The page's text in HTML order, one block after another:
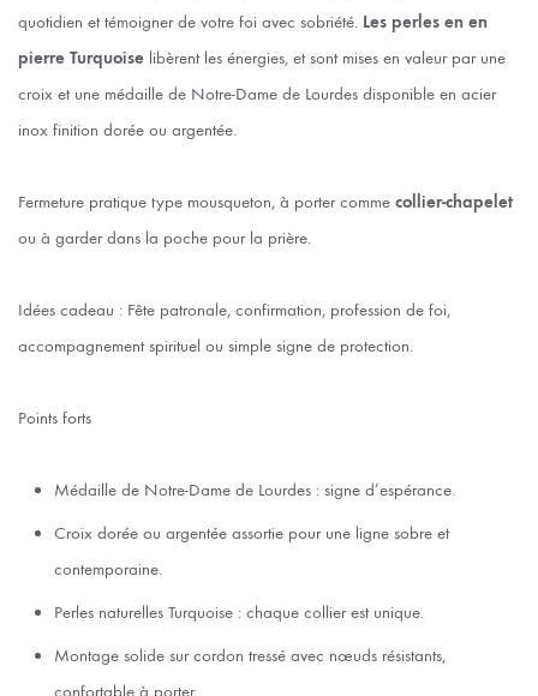
quotidien et témoigner de votre foi avec sobriété. Les perles en en
pierre Turquoise libèrent les énergies, et sont mises en valeur par une
croix et une médaille de Notre-Dame de Lourdes disponible en acier
inox finition dorée ou argentée.
Fermeture pratique type mousqueton, à porter comme collier-chapelet
ou à garder dans la poche pour la prière.
Idées cadeau : Fête patronale, confirmation, profession de foi,
accompagnement spirituel ou simple signe de protection.
Points forts
Médaille de Notre-Dame de Lourdes : signe d’espérance.
Croix dorée ou argentée assortie pour une ligne sobre et
contemporaine.
Perles naturelles Turquoise : chaque collier est unique.
Montage solide sur cordon tressé avec nœuds résistants,
confortable à porter.